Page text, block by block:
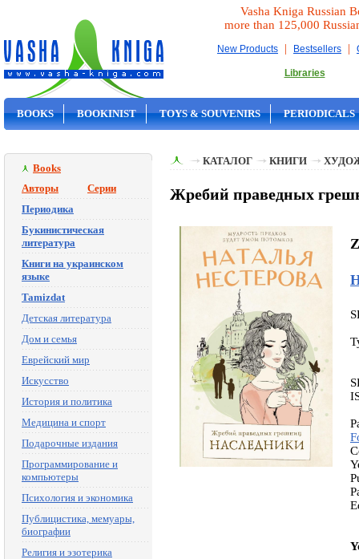
Vasha Kniga Russian
more than 125,000
New Products | Bestsellers |
Libraries
BOOKS BOOKINIST TOYS & SOUVENIRS PERIODICALS
Books
Авторы
Серии
Периодика
Букинистическая
литература
Книги на украинском
языке
Tamizdat
Детская литература
Дом и семья
Еврейский мир
Искусство
История и политика
Медицина и спорт
Подарочные издания
Программирование и
компьютеры
Психология и экономика
Публицистика, мемуары,
биографии
Религия и эзотерика
КАТАЛОГ КНИГИ
Жребий праведных